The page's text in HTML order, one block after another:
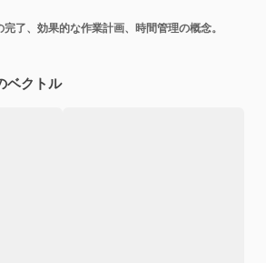
了、効果的な作業計画、時間管理の概念。
ベクトル